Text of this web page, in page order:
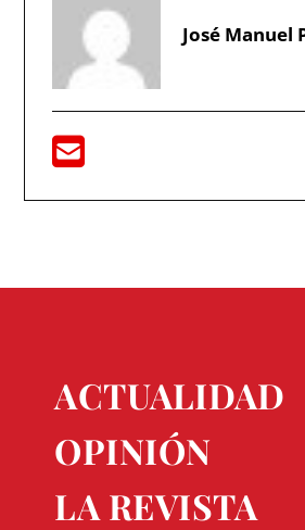
José Manuel
ACTUALIDAD
OPINIÓN
LA REVISTA